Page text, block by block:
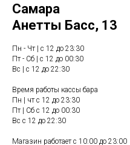
Самара
Анетты Басс, 13
Пн - Чт | с 12 до 23:30
Пт - Сб | с 12 до 00:30
Вс | с 12 до 22:30
Время работы кассы бара
Пн | чт с 12 до 23:30
Пт | Сб с 12 до 00:30
Вс с 12 до 22:30
Магазин работает с 10:00 до 23:00